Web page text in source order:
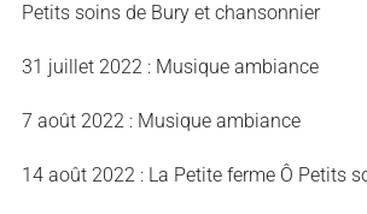
Petits soins de Bury et chansonnier
31 juillet 2022 : Musique ambiance
7 août 2022 : Musique ambiance
14 août 2022 : La Petite ferme Ô Petits